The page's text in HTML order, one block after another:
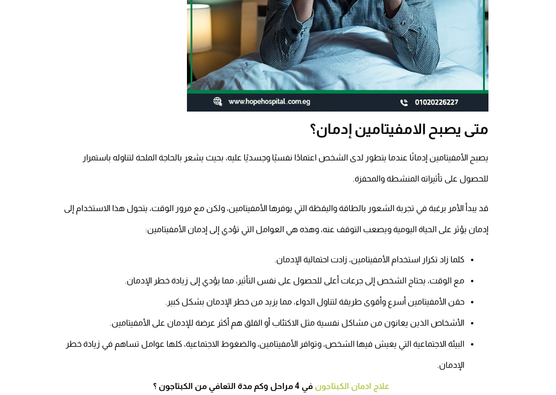
متى يصبح الامفيتامين إدمان؟
يصبح الأمفيتامين إدمانًا عندما يتطور لدى الشخص اعتمادًا نفسيًا وجسديًا عليه، بحيث يشعر بالحاجة الملحة لتناوله باستمرار
للحصول على تأثيراته المنشطة والمحفزة.
قد يبدأ الأمر برغبة في تجربة الشعور بالطاقة واليقظة التي يوفرها الأمفيتامين، ولكن مع مرور الوقت، يتحول هذا الاستخدام إلى
إدمان يؤثر على الحياة اليومية ويصعب التوقف عنه، وهذه هي العوامل التي تؤدي إلى إدمان الأمفيتامين:
كلما زاد تكرار استخدام الأمفيتامين، زادت احتمالية الإدمان.
مع الوقت، يحتاج الشخص إلى جرعات أعلى للحصول على نفس التأثير، مما يؤدي إلى زيادة خطر الإدمان.
حقن الأمفيتامين أسرع وأقوى طريقة لتناول الدواء، مما يزيد من خطر الإدمان بشكل كبير.
الأشخاص الذين يعانون من مشاكل نفسية مثل الاكتئاب أو القلق هم أكثر عرضة للإدمان على الأمفيتامين.
البيئة الاجتماعية التي يعيش فيها الشخص، وتوافر الأمفيتامين، والضغوط الاجتماعية، كلها عوامل تساهم في زيادة خطر
الإدمان.
علاج ادمان الكبتاجون في 4 مراحل وكم مدة التعافي من الكبتاجون ؟